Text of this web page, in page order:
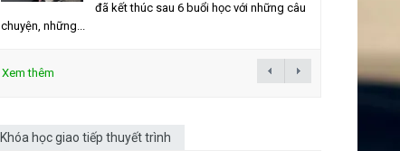
đã kết thúc sau 6 buổi học với những câu
chuyện, những...
Xem thêm
Khóa học giao tiếp thuyết trình